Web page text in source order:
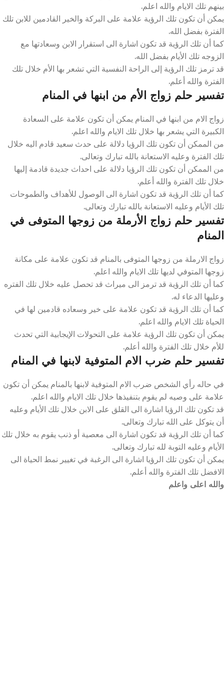
بينهم تلك الايام والله اعلم.
يمكن أن تكون تلك الرؤية علامة على البركة والخير القادمين للابن تلك
الفترة بفضل الله.
كما أن تلك الرؤية قد تكون اشارة الى استقرار الابن وسعادتها مع
الزوجه تلك الأيام بفضل الله.
قد ترمز تلك الرؤية إلى الراحة النفسية التي تشعر بها الأم خلال تلك
الفترة والله أعلم.
تفسير حلم زواج الأم من ابنها في المنام
زواج الام من ابنها في المنام يمكن أن تكون علامة على السعادة
الكبيرة التي يشعر بها خلال تلك الايام والله اعلم.
من الممكن أن تكون تلك الرؤيا دلالة على حدث سعيد قادم اليه خلال
تلك الفترة وعليه الاستعانة بالله تبارك وتعالى.
من الممكن أن تكون تلك الرؤيا دلالة على احداث جديدة قادمة إليها
خلال تلك الفترة والله أعلم.
كما أن تلك الرؤية قد تكون اشارة الى الوصول للأهداف والطموحات
تلك الأيام وعليه الاستعانة بالله تبارك وتعالى.
تفسير حلم زواج الأرملة من زوجها المتوفى في
المنام
زواج الارملة من زوجها المتوفى بالمنام قد تكون علامة على مكانة
زوجها المتوفي لديها تلك الايام والله اعلم.
كما أن تلك الرؤية قد ترمز الى ميراث قد تحصل عليه خلال تلك الفتره
وعليها الدعاء له.
كما أن تلك الرؤية قد تكون علامة على خير وسعاده قادمين لها في
الحياة تلك الايام والله اعلم.
يمكن أن تكون تلك الرؤية علامة على التحولات الإيجابية التي تحدث
للأم خلال تلك الفترة والله أعلم.
تفسير حلم ضرب الام المتوفية لابنها في المنام
في حاله رأي الشخص ضرب الام المتوفية لابنها بالمنام يمكن أن تكون
علامة على وصيه لم يقوم بتنفيذها خلال تلك الايام والله اعلم.
قد تكون تلك الرؤيا اشارة الى القلق على الابن خلال تلك الأيام وعليه
أن يتوكل على الله تبارك وتعالى.
كما أن تلك الرؤية قد تكون اشارة الى معصية أو ذنب يقوم به خلال تلك
الأيام وعليه التوبة لله تبارك وتعالى.
يمكن أن تكون تلك الرؤيا اشارة الى الرغبة في تغيير نمط الحياة الى
الافضل تلك الفترة والله أعلم.
والله اعلى واعلم